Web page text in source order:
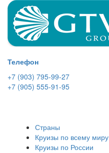
Телефон
+7 (903) 795-99-27
+7 (905) 555-91-95
Страны
Круизы по всему миру
Круизы по России